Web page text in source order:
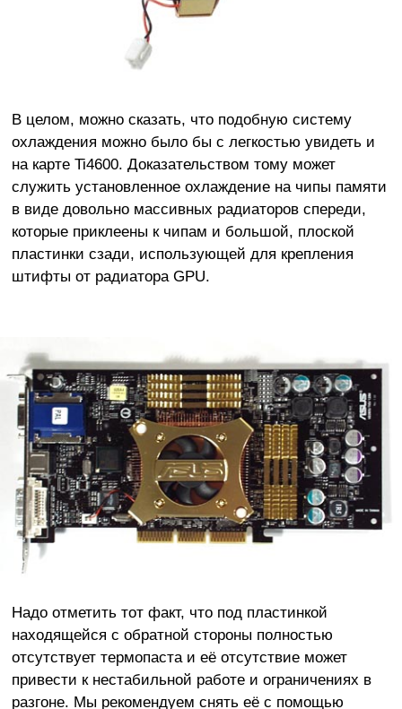
В целом, можно сказать, что подобную систему
охлаждения можно было бы с легкостью увидеть и
на карте Ti4600. Доказательством тому может
служить установленное охлаждение на чипы памяти
в виде довольно массивных радиаторов спереди,
которые приклеены к чипам и большой, плоской
пластинки сзади, использующей для крепления
штифты от радиатора GPU.
Надо отметить тот факт, что под пластинкой
находящейся с обратной стороны полностью
отсутствует термопаста и её отсутствие может
привести к нестабильной работе и ограничениях в
разгоне. Мы рекомендуем снять её с помощью